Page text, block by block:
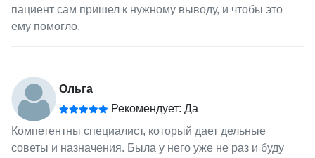
пациент сам пришел к нужному выводу, и чтобы это
ему помогло.
Ольга
Рекомендует: Да
Компетентны специалист, который дает дельные
советы и назначения. Была у него уже не раз и буду